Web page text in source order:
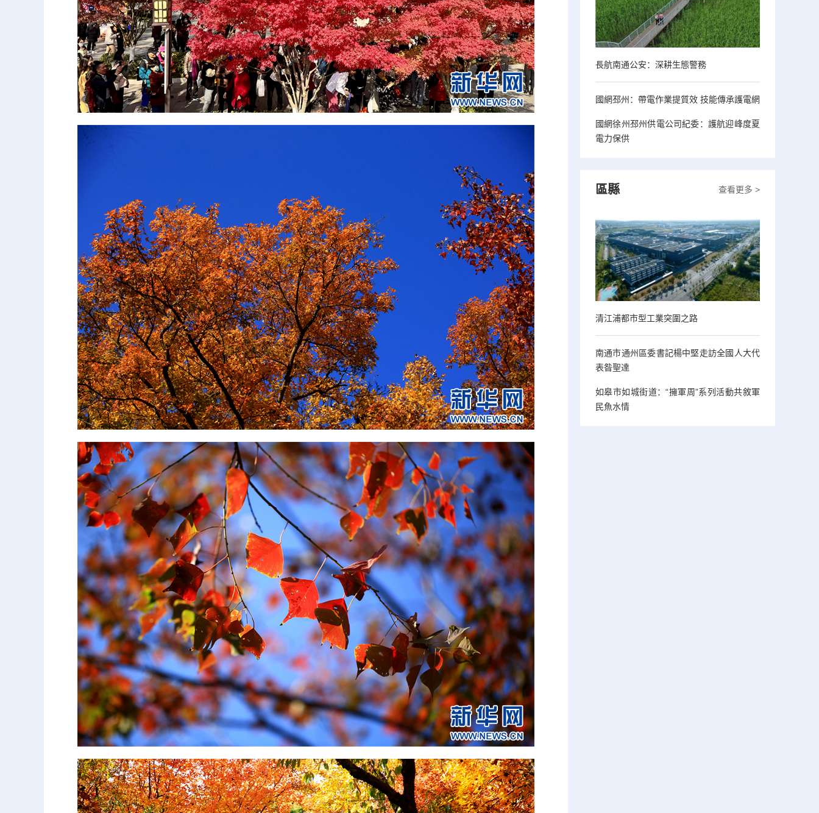
長航南通公安：深耕生態警務
國網邳州：帶電作業提質效 技能傳承護電網
國網徐州邳州供電公司紀委：護航迎峰度夏
電力保供
查看更多 >
區縣
清江浦都市型工業突圍之路
南通市通州區委書記楊中堅走訪全國人大代
表昝聖達
如皋市如城街道：“擁軍周”系列活動共敘軍
民魚水情